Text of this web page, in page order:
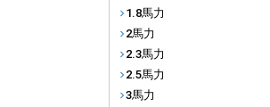
1.8馬力
2馬力
2.3馬力
2.5馬力
3馬力